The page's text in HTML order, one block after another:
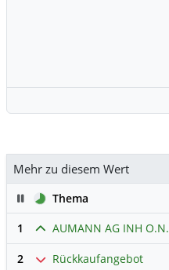
Mehr zu diesem Wert
PauseThema
1
AUMANN AG INH O.N.
2 Rückkaufangebot